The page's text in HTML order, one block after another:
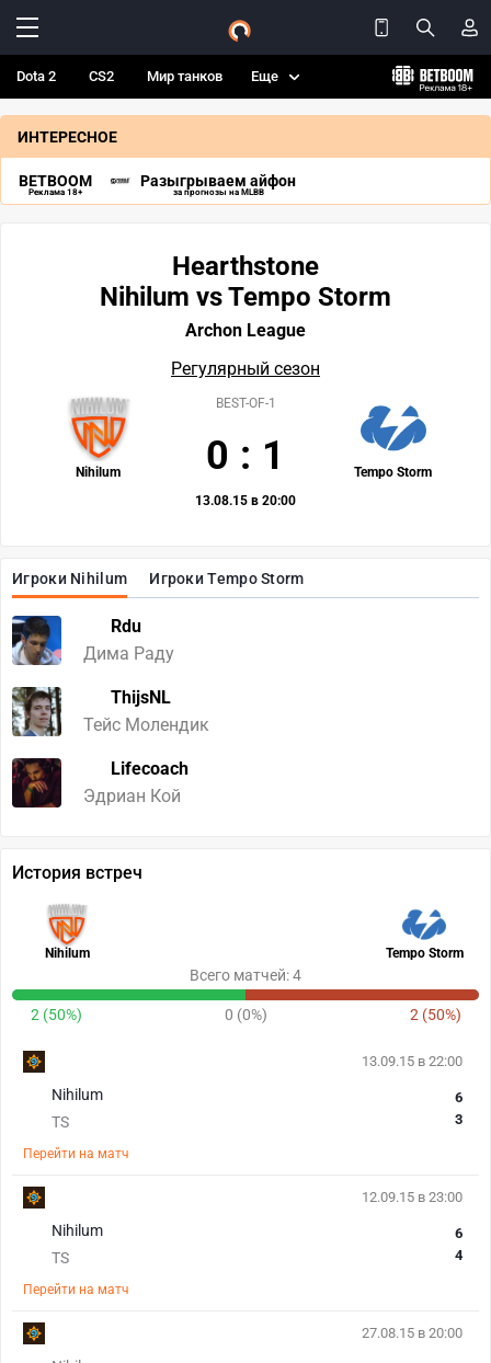
Dota 2 CS2 Мир танков Еще
ИНТЕРЕСНОЕ
BETBOOM
Реклама 18+
Разыгрываем айфон
за прогнозы на MLBB
Игроки Nihilum Игроки Tempo Storm
Rdu
Дима Раду
ThijsNL
Тейс Молендик
Lifecoach
Эдриан Кой
Hearthstone
Nihilum vs Tempo Storm
Archon League
Регулярный сезон
Nihilum Tempo Storm
BEST-OF-1
0 : 1
13.08.15 в 20:00
История встреч
Nihilum Tempo Storm
Всего матчей: 4
2 (50%) 0 (0%) 2 (50%)
13.09.15 в 22:00
Nihilum
TS
6
3
Перейти на матч
12.09.15 в 23:00
Nihilum
TS
6
4
Перейти на матч
27.08.15 в 20:00